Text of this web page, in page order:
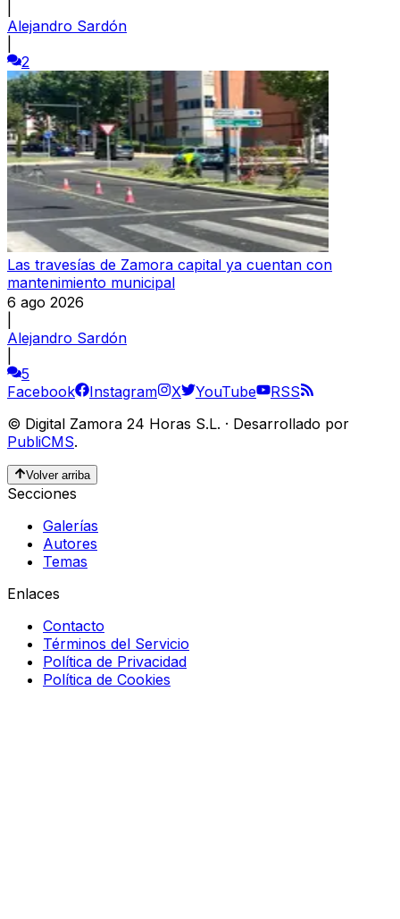
Alejandro Sardón
2
Las travesías de Zamora capital ya cuentan con
mantenimiento municipal
6 ago 2026
Alejandro Sardón
5
Facebook
Instagram X YouTube
RSS
© Digital Zamora 24 Horas S.L. · Desarrollado por
PubliCMS.
Volver arriba
Secciones
Galerías
Autores
Temas
Enlaces
Contacto
Términos del Servicio
Política de Privacidad
Política de Cookies